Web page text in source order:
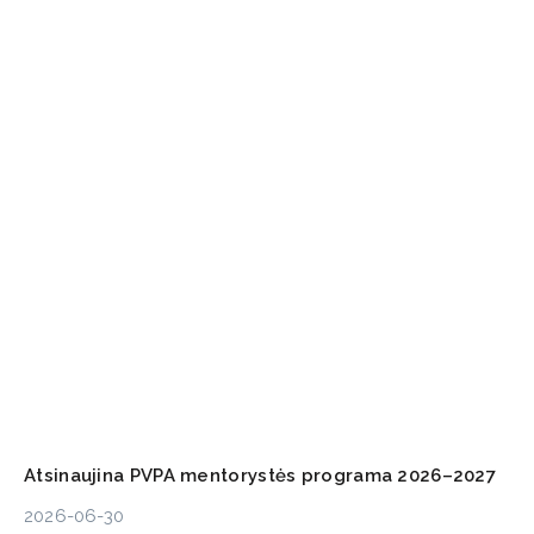
Atsinaujina PVPA mentorystės programa 2026–2027
2026-06-30